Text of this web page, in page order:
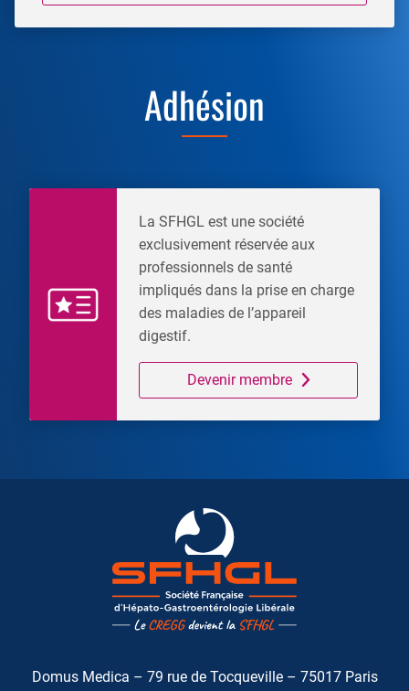
Adhésion
La SFHGL est une société
exclusivement réservée aux
professionnels de santé
impliqués dans la prise en charge
des maladies de l’appareil
digestif.
Devenir membre
Domus Medica – 79 rue de Tocqueville – 75017 Paris